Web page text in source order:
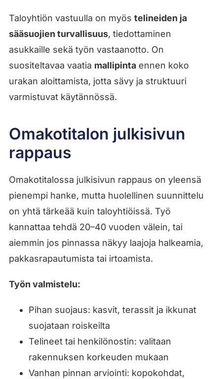
Taloyhtiön vastuulla on myös telineiden ja
sääsuojien turvallisuus, tiedottaminen
asukkaille sekä työn vastaanotto. On
suositeltavaa vaatia mallipintaennen koko
urakan aloittamista, jotta sävy ja struktuuri
varmistuvat käytännössä.
Omakotitalon julkisivun
rappaus
Omakotitalossa julkisivun rappaus on yleensä
pienempi hanke, mutta huolellinen suunnittelu
on yhtä tärkeää kuin taloyhtiöissä. Työ
kannattaa tehdä 20–40 vuoden välein, tai
aiemmin jos pinnassa näkyy laajoja halkeamia,
pakkasrapautumista tai irtoamista.
Työn valmistelu:
Pihan suojaus: kasvit, terassit ja ikkunat
suojataan roiskeilta
Telineet tai henkilönostin: valitaan
rakennuksen korkeuden mukaan
Vanhan pinnan arviointi: kopokohdat,